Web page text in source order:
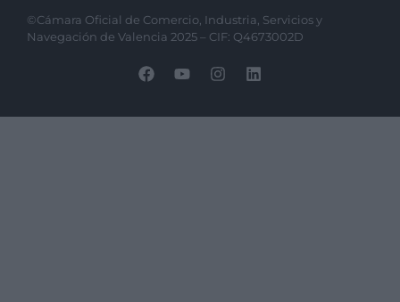
©Cámara Oficial de Comercio, Industria, Servicios y
Navegación de Valencia 2025 – CIF: Q4673002D